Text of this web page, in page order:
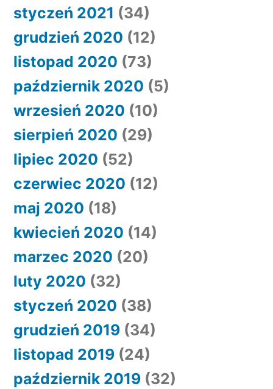
styczeń 2021 (34)
grudzień 2020 (12)
listopad 2020 (73)
październik 2020 (5)
wrzesień 2020 (10)
sierpień 2020 (29)
lipiec 2020 (52)
czerwiec 2020 (12)
maj 2020 (18)
kwiecień 2020 (14)
marzec 2020 (20)
luty 2020 (32)
styczeń 2020 (38)
grudzień 2019 (34)
listopad 2019 (24)
październik 2019 (32)